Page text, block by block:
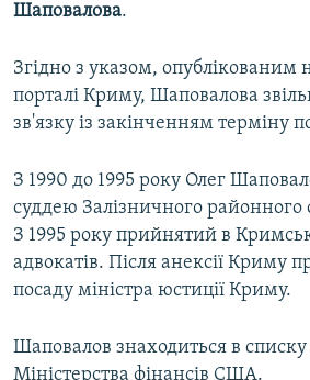
Шаповалова.
Згідно з указом, опублікованим
порталі Криму, Шаповалова
зв'язку із закінченням терміну
З 1990 до 1995 року Олег
суддею Залізничного районного
З 1995 року прийнятий в
адвокатів. Після анексії Криму
посаду міністра юстиції Криму.
Шаповалов знаходиться в списку
Міністерства фінансів США.